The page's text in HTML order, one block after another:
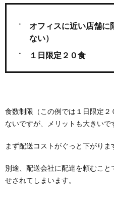
オフィスに近い店舗に
ない）
１日限定２０食
食数制限（この例では１日限定
ないですが、メリットも大きいで
まず配送コストがぐっと下がりま
別途、配送会社に配達を頼むこ
せされてしまいます。